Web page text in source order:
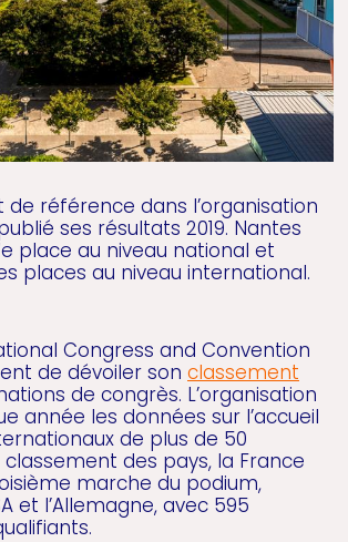
de référence dans l’organisation
ses résultats 2019. Nantes
place au niveau national et
places au niveau international.
Congress and Convention
de dévoiler son classement
de congrès. L’organisation
année les données sur l’accueil
de plus de 50
classement des pays, la France
marche du podium,
et l’Allemagne, avec 595